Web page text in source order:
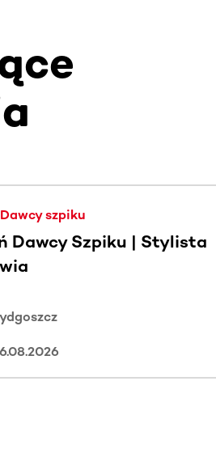
poziomie. Użyj klawisza Tab lub
szpiku
Dawcy Szpiku | Stylista